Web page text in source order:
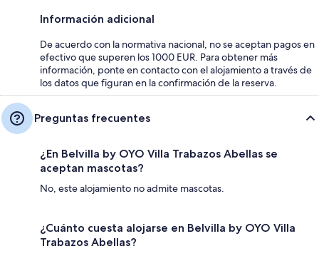
Información adicional
De acuerdo con la normativa nacional, no se aceptan pagos en
efectivo que superen los 1000 EUR. Para obtener más
información, ponte en contacto con el alojamiento a través de
los datos que figuran en la confirmación de la reserva.
Preguntas frecuentes
¿En Belvilla by OYO Villa Trabazos Abellas se
aceptan mascotas?
No, este alojamiento no admite mascotas.
¿Cuánto cuesta alojarse en Belvilla by OYO Villa
Trabazos Abellas?